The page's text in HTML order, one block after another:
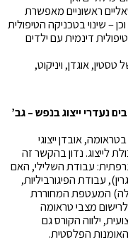
ראשוניים מאפשרת
– שינוי בטכניקה הטיפולית
דינמית עם ילדים
אוגדן, ויניקוט,
ומצבים נעדרי ייצוג בנפש – גב’
אובדן ייצוגי
לייצוג. נדון בהקשר זה
עבודת השלילי, האם
עבודת הפיגורביליות,
המעטפת המחוררת
מצבי טראומה
ילווה הקורס גם
הפלסטית.